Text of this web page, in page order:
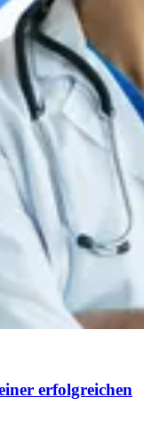
erfolgreichen